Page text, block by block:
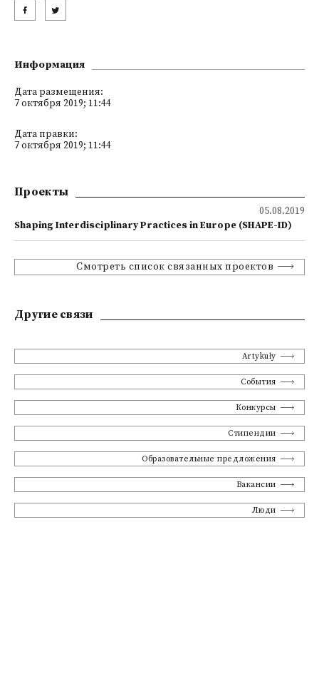
Информация
Дата размещения:
7 октября 2019; 11:44
Дата правки:
7 октября 2019; 11:44
Проекты
05.08.2019
Shaping Interdisciplinary Practices in Europe (SHAPE-ID)
Смотреть список связанных проектов
Другие связи
Artykuły
События
Конкурсы
Стипендии
Образовательные предложения
Вакансии
Люди